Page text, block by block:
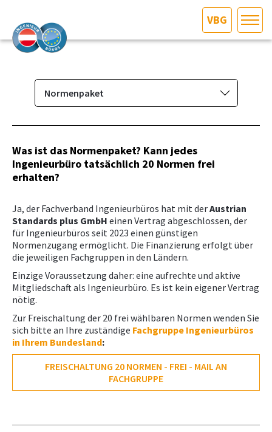
VBG
AKTUELLES/INGOO
DAS INGENIEURBÜRO
INTERESSEN­VERTRETUNG
SERVICE
KONTAKT
KAMPAGNE
Normenpaket
Das Ingenieurbüro
Berufsbild & Gründung
Branchenrecht
Normenpaket
Ausschreibungsplattform
Leistungsbilder/Leistungsmodelle
Downloads, Links & Infos
Was ist das Normenpaket? Kann jedes
Ingenieurbüro tatsächlich 20 Normen frei
erhalten?
Ja, der Fachverband Ingenieurbüros hat mit derAustrian
Standards plus GmbH einen Vertrag abgeschlossen, der
für Ingenieurbüros seit 2023 einen günstigen
Normenzugang ermöglicht. Die Finanzierung erfolgt über
die jeweiligen Fachgruppen in den Ländern.
Einzige Voraussetzung daher: eine aufrechte und aktive
Mitgliedschaft als Ingenieurbüro. Es ist kein eigener Vertrag
nötig.
Zur Freischaltung der 20 frei wählbaren Normen wenden Sie
sich bitte an Ihre zuständige Fachgruppe Ingenieurbüros
in Ihrem Bundesland:
FREISCHALTUNG 20 NORMEN - FREI - MAIL AN
FACHGRUPPE